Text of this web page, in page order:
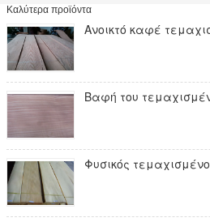
Καλύτερα προϊόντα
Ανοικτό καφέ
Βαφή του
Φυσικός